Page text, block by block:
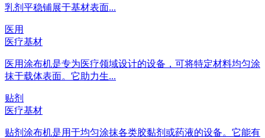
乳剂平稳铺展于基材表面...
医用
医疗基材
医用涂布机是专为医疗领域设计的设备，可将特定材料均匀涂
抹于载体表面。它助力生...
贴剂
医疗基材
贴剂涂布机是用于均匀涂抹各类胶黏剂或药液的设备。它能有